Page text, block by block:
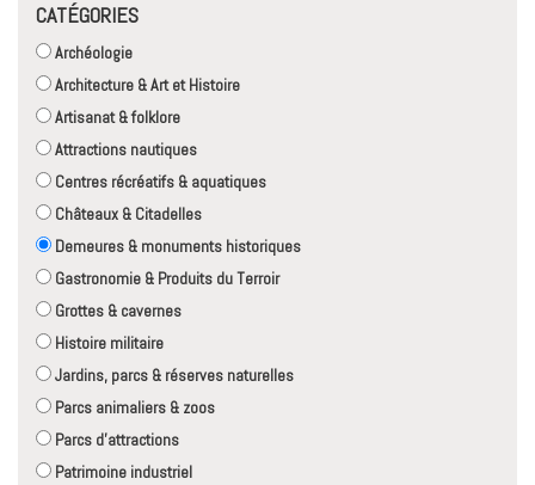
CATÉGORIES
Archéologie
Architecture & Art et Histoire
Artisanat & folklore
Attractions nautiques
Centres récréatifs & aquatiques
Châteaux & Citadelles
Demeures & monuments historiques
Gastronomie & Produits du Terroir
Grottes & cavernes
Histoire militaire
Jardins, parcs & réserves naturelles
Parcs animaliers & zoos
Parcs d'attractions
Patrimoine industriel